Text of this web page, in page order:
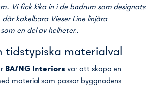
Vi fick kika in i de badrum som designats
kakelbara Vieser Line linjära
en del av helheten.
tidstypiska materialval
BA/NG Interiors var att skapa en
material som passar byggnadens